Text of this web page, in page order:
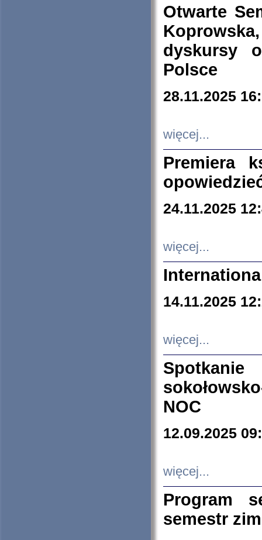
Otwarte
dyskursy
Polsce
28.11.2025
więcej...
Premiera
24.11.2025
więcej...
14.11.2025
więcej...
NOC
12.09.2025
więcej...
Program
semestr